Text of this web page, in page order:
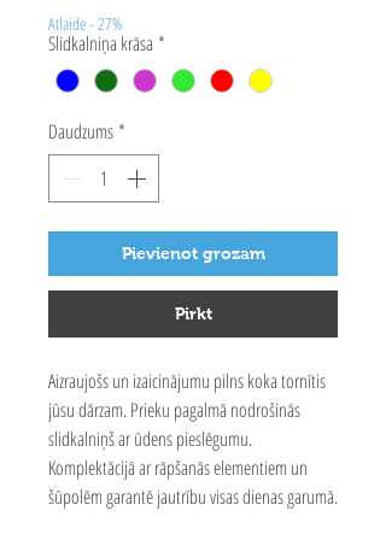
Atlaide - 27%
Slidkalniņa krāsa *
Daudzums *
Pievienot grozam
Pirkt
Aizraujošs un izaicinājumu pilns koka tornītis
jūsu dārzam. Prieku pagalmā nodrošinās
slidkalniņš ar ūdens pieslēgumu.
Komplektācijā ar rāpšanās elementiem un
šūpolēm garantē jautrību visas dienas garumā.